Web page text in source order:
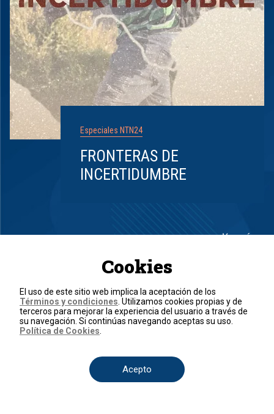
Especiales NTN24
FRONTERAS DE
INCERTIDUMBRE
Ver más
País
Cookies
El uso de este sitio web implica la aceptación de los
Términos y condiciones . Utilizamos cookies propias y de
terceros para mejorar la experiencia del usuario a través de
su navegación. Si continúas navegando aceptas su uso.
Política de Cookies
Acepto